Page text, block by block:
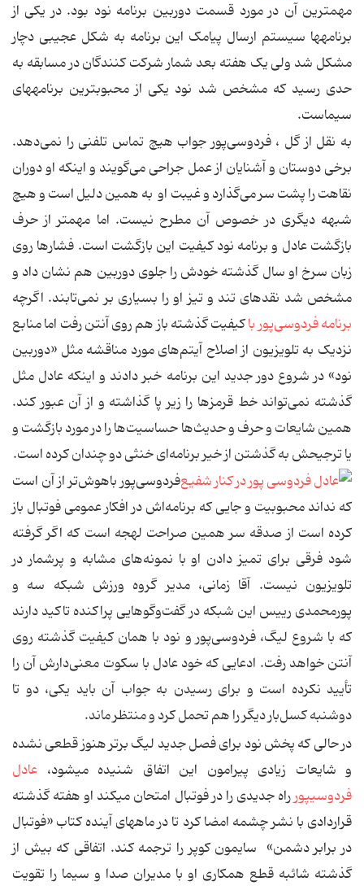
مهم‏ترین آن در مورد قسمت دوربین برنامه نود بود. در یکی از
برنامه‏ها سیستم ارسال پیامک این برنامه به شکل عجیبی دچار
مشکل شد ولی یک هفته بعد شمار شرکت کنندگان در مسابقه به
حدی رسید که مشخص شد نود یکی از محبوب‏ترین برنامه‏های
سیماست.
به نقل از گل ، فردوسی‌پور جواب هیچ تماس تلفنی را نمی‌دهد.
برخی دوستان و آشنایان از عمل جراحی می‌گویند و اینکه او دوران
نقاهت را پشت سر می‌گذارد و غیبت او به همین دلیل است و هیچ
شبهه دیگری در خصوص آن مطرح نیست. اما مهمتر از حرف
بازگشت عادل و برنامه نود کیفیت این بازگشت است. فشارها روی
زبان سرخ او سال گذشته خودش را جلوی دوربین هم نشان داد و
مشخص شد نقدهای تند و تیز او را بسیاری بر نمی‌تابند. اگرچه
برنامه فردوسی‌پور باکیفیت گذشته باز هم روی آنتن رفت اما منابع
نزدیک به تلویزیون از اصلاح آیتم‌های مورد مناقشه مثل «دوربین
نود» در شروع دور جدید این برنامه خبر دادند و اینکه عادل مثل
گذشته نمی‌تواند خط قرمزها را زیر پا گذاشته و از آن عبور کند.
همین شایعات و حرف و حدیث‌ها حساسیت‌ها را در مورد بازگشت و
یا ترجیحش به گذشتن از خیر برنامه‌ای خنثی دو چندان کرده است.
فردوسی‌پور باهوش‌تر از آن است
که نداند محبوبیت و جایی که برنامه‌اش در افکار عمومی فوتبال باز
کرده است از صدقه سر همین صراحت لهجه است که اگر گرفته
شود فرقی برای تمیز دادن او با نمونه‌های مشابه و پرشمار در
تلویزیون نیست. آقا زمانی، مدیر گروه ورزش شبکه سه و
پورمحمدی رییس این شبکه در گفت‌وگوهایی پراکنده تاكید دارند
که با شروع لیگ، فردوسی‌پور و نود با همان کیفیت گذشته روی
آنتن خواهد رفت. ادعایی که خود عادل با سکوت معنی‌دارش آن را
تأیید نکرده است و برای رسیدن به جواب آن باید یکی، دو تا
دوشنبه کسل‌بار دیگر را هم تحمل کرد و منتظر ماند.
در حالی که پخش نود برای فصل جدید لیگ برتر هنوز قطعی نشده
و شایعات زیادی پیرامون این اتفاق شنیده می‏شود، عادل
فردوسی‏پورراه جدیدی را در فوتبال امتحان می‏کند او هفته گذشته
قراردادی با نشر چشمه امضا کرد تا در ماه‏های آینده کتاب «فوتبال
در برابر دشمن» سایمون کوپر را ترجمه کند. اتفاقی که بیش از
گذشته شائبه قطع همکاری او با مدیران صدا و سیما را تقویت